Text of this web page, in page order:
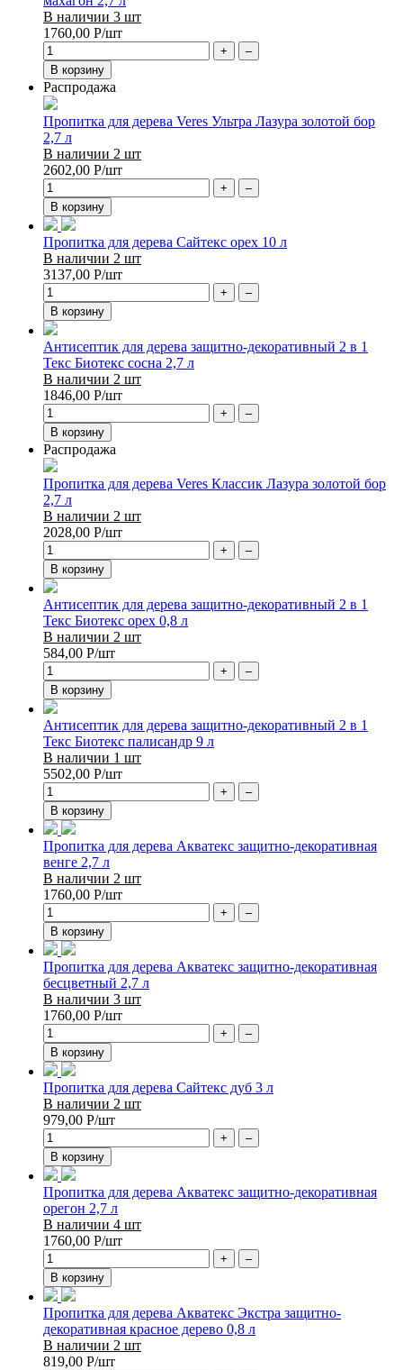
В наличии 3 шт
1760,00 Р/шт
+
–
В корзину
Распродажа
Пропитка для дерева Veres Ультра Лазура золотой бор
2,7 л
В наличии 2 шт
2602,00 Р/шт
+
–
В корзину
Пропитка для дерева Сайтекс орех 10 л
В наличии 2 шт
3137,00 Р/шт
+
–
В корзину
Антисептик для дерева защитно-декоративный 2 в 1
Текс Биотекс сосна 2,7 л
В наличии 2 шт
1846,00 Р/шт
+
–
В корзину
Распродажа
Пропитка для дерева Veres Классик Лазура золотой бор
2,7 л
В наличии 2 шт
2028,00 Р/шт
+
–
В корзину
Антисептик для дерева защитно-декоративный 2 в 1
Текс Биотекс орех 0,8 л
В наличии 2 шт
584,00 Р/шт
+
–
В корзину
Антисептик для дерева защитно-декоративный 2 в 1
Текс Биотекс палисандр 9 л
В наличии 1 шт
5502,00 Р/шт
+
–
В корзину
Пропитка для дерева Акватекс защитно-декоративная
венге 2,7 л
В наличии 2 шт
1760,00 Р/шт
+
–
В корзину
Пропитка для дерева Акватекс защитно-декоративная
бесцветный 2,7 л
В наличии 3 шт
1760,00 Р/шт
+
–
В корзину
Пропитка для дерева Сайтекс дуб 3 л
В наличии 2 шт
979,00 Р/шт
+
–
В корзину
Пропитка для дерева Акватекс защитно-декоративная
орегон 2,7 л
В наличии 4 шт
1760,00 Р/шт
+
–
В корзину
Пропитка для дерева Акватекс Экстра защитно-
декоративная красное дерево 0,8 л
В наличии 2 шт
819,00 Р/шт